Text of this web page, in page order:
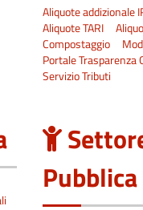
Aliquote addizionale
Aliquote TARI
Compostaggio
Portale Trasparenza
Servizio Tributi